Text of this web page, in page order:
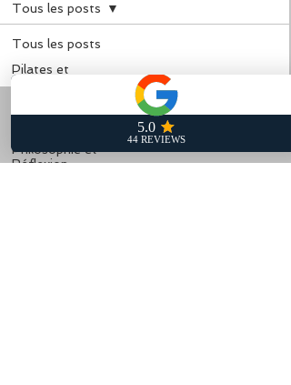
Tous les posts
Pilates et
Philosophie et
Réflexion
Tous les posts